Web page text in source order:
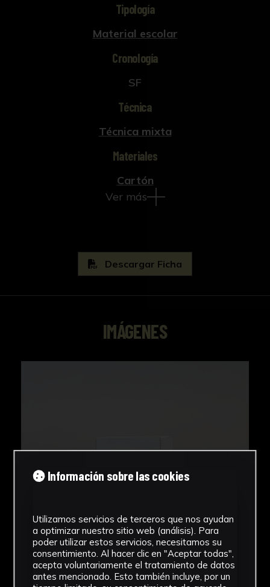
Tipología
Material escolar
Cronología
SF
Técnica
Técnica mixta
Materiales
Cartón
Ver más
Descargar Ficha
IMÁGENES
Información sobre las cookies
Utilizamos servicios de terceros que nos ayudan
a optimizar nuestro sitio web (análisis). Para
poder utilizar estos servicios, necesitamos su
consentimiento. Al hacer clic en "Aceptar todas",
acepta voluntariamente el tratamiento de datos
antes mencionado. Esto también incluye, por un